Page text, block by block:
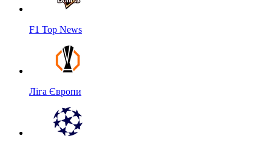
F1 Top News
Ліга Європи